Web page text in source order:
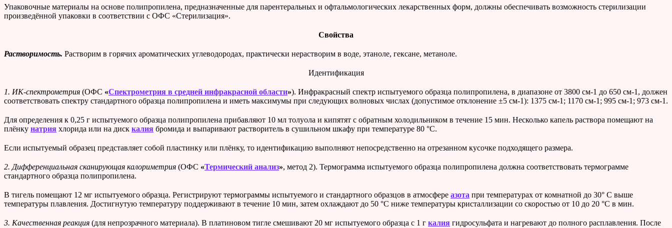
Упаковочные материалы на основе полипропилена, предназначенные для парентеральных и офтальмологических лекарственных форм, должны обеспечивать возможность стерилизации
произведённой упаковки в соответствии с ОФС «Стерилизация».
Свойства
Растворимость. Растворим в горячих ароматических углеводородах, практически нерастворим в воде, этаноле, гексане, метаноле.
Идентификация
1. ИК-спектрометрия (ОФС «Спектрометрия в средней инфракрасной области»). Инфракрасный спектр испытуемого образца полипропилена, в диапазоне от 3800 см-1 до 650 см-1, должен
соответствовать спектру стандартного образца полипропилена и иметь максимумы при следующих волновых числах (допустимое отклонение ±5 см-1): 1375 см-1; 1170 см-1; 995 см-1; 973 см-1.
Для определения к 0,25 г испытуемого образца полипропилена прибавляют 10 мл толуола и кипятят с обратным холодильником в течение 15 мин. Несколько капель раствора помещают на
плёнку натрия хлорида или на диск калия бромида и выпаривают растворитель в сушильном шкафу при температуре 80 °С.
Если испытуемый образец представляет собой пластинку или плёнку, то идентификацию выполняют непосредственно на отрезанном кусочке подходящего размера.
2. Дифференциальная сканирующая калориметрия (ОФС «Термический анализ», метод 2). Термограмма испытуемого образца полипропилена должна соответствовать термограмме
стандартного образца полипропилена.
В тигель помещают 12 мг испытуемого образца. Регистрируют термограммы испытуемого и стандартного образцов в атмосфере азота при температурах от комнатной до 30° С выше
температуры плавления. Достигнутую температуру поддерживают в течение 10 мин, затем охлаждают до 50 °С ниже температуры кристаллизации со скоростью от 10 до 20 °С в мин.
3. Качественная реакция (для непрозрачного материала). В платиновом тигле смешивают 20 мг испытуемого образца с 1 г калия гидросульфата и нагревают до полного расплавления. После